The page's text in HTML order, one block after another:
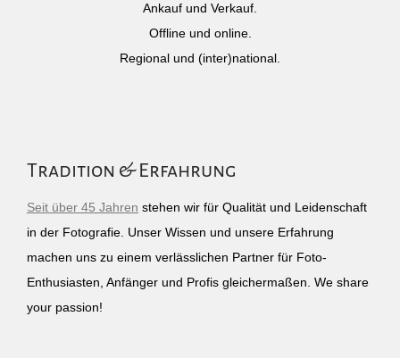
Ankauf und Verkauf.
Offline und online.
Regional und (inter)national.
Tradition & Erfahrung
Seit über 45 Jahren stehen wir für Qualität und Leidenschaft
in der Fotografie. Unser Wissen und unsere Erfahrung
machen uns zu einem verlässlichen Partner für Foto-
Enthusiasten, Anfänger und Profis gleichermaßen. We share
your passion!